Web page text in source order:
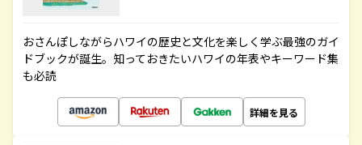
おさんぽしながらハワイの歴史と文化を楽しく学ぶ最強のガイ
ドブックが誕生。知っておきたいハワイの年表やキーワード集
も必読
詳細を見る